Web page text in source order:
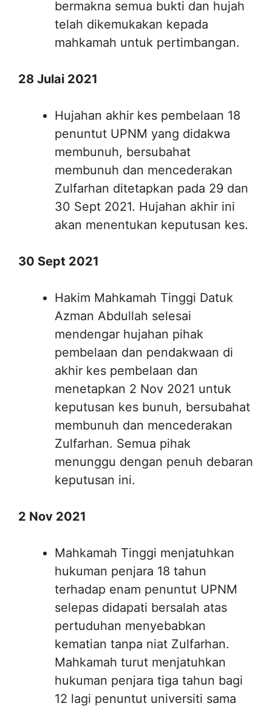
bermakna semua bukti dan hujah
telah dikemukakan kepada
mahkamah untuk pertimbangan.
28 Julai 2021
Hujahan akhir kes pembelaan 18
penuntut UPNM yang didakwa
membunuh, bersubahat
membunuh dan mencederakan
Zulfarhan ditetapkan pada 29 dan
30 Sept 2021. Hujahan akhir ini
akan menentukan keputusan kes.
30 Sept 2021
Hakim Mahkamah Tinggi Datuk
Azman Abdullah selesai
mendengar hujahan pihak
pembelaan dan pendakwaan di
akhir kes pembelaan dan
menetapkan 2 Nov 2021 untuk
keputusan kes bunuh, bersubahat
membunuh dan mencederakan
Zulfarhan. Semua pihak
menunggu dengan penuh debaran
keputusan ini.
2 Nov 2021
Mahkamah Tinggi menjatuhkan
hukuman penjara 18 tahun
terhadap enam penuntut UPNM
selepas didapati bersalah atas
pertuduhan menyebabkan
kematian tanpa niat Zulfarhan.
Mahkamah turut menjatuhkan
hukuman penjara tiga tahun bagi
12 lagi penuntut universiti sama